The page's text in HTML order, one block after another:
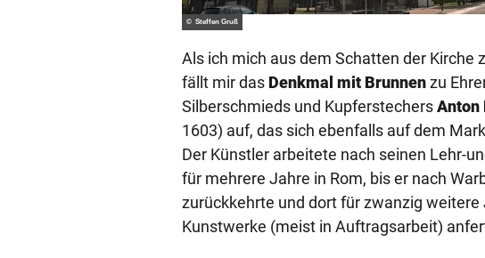
© Steffen Gruß
Als ich mich aus dem Schatten der Kirche
fällt mir das Denkmal mit Brunnenzu
Silberschmieds und KupferstechersAnton
1603) auf, das sich ebenfalls auf dem
Der Künstler arbeitete nach seinen Lehr-
für mehrere Jahre in Rom, bis er nach
zurückkehrte und dort für zwanzig weitere
Kunstwerke (meist in Auftragsarbeit)